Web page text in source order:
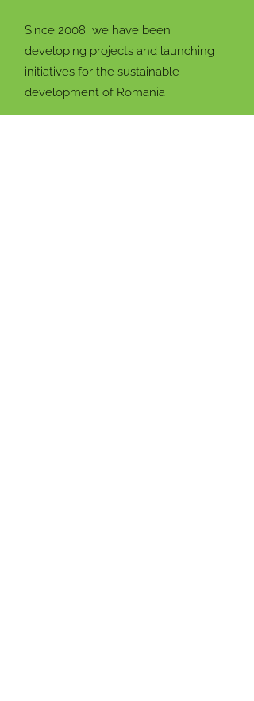
Since 2008 we have been
developing projects and launching
initiatives for the sustainable
development of Romania